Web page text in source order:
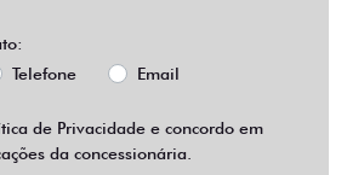
Telefone Email
de Privacidade e concordo em
da concessionária.